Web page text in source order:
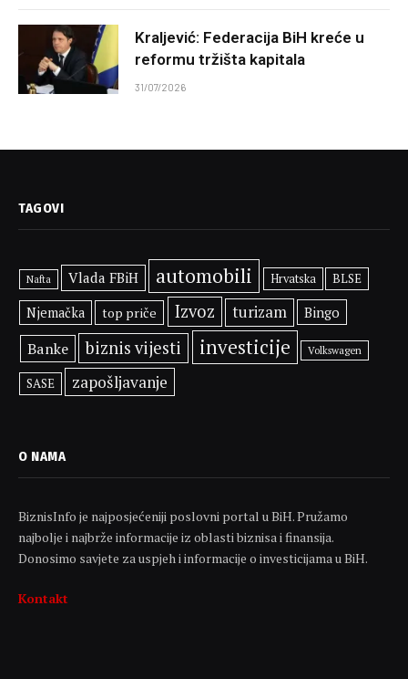
Kraljević: Federacija BiH kreće u
reformu tržišta kapitala
31/07/2026
TAGOVI
Nafta Vlada FBiH automobili Hrvatska BLSE
Njemačka top priče Izvoz turizam Bingo
Banke biznis vijesti investicije Volkswagen
SASE zapošljavanje
O NAMA
BiznisInfo je najposjećeniji poslovni portal u BiH. Pružamo
najbolje i najbrže informacije iz oblasti biznisa i finansija.
Donosimo savjete za uspjeh i informacije o investicijama u BiH.
Kontakt